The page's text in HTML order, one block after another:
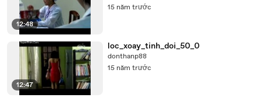
12:48
15 năm trước
12:47
loc_xoay_tinh_doi_50_0
donthanp88
15 năm trước